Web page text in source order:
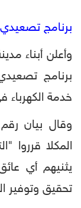
برنامج تصعيدي
وأعلن أبناء
برنامج
خدمة
المكلا قرروا
يثنيهم أي
تحقيق وتوفير